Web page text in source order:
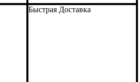
Быстрая Доставка